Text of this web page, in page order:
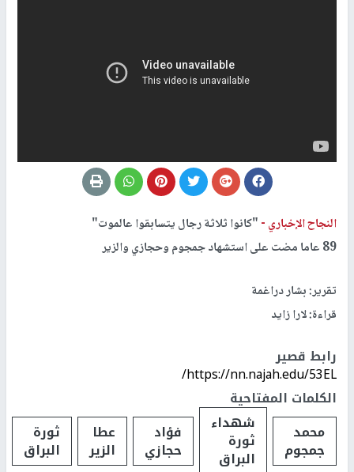
النجاح الإخباري -"كانوا ثلاثة رجال يتسابقوا عالموت"
89 عاما مضت على استشهاد جمجوم وحجازي والزير
تقرير: بشار دراغمة
قراءة: لارا زايد
رابط قصير
https://nn.najah.edu/53EL/
الكلمات المفتاحية
محمد
جمجوم
شهداء
ثورة
البراق
فؤاد
حجازي
عطا
الزير
ثورة
البراق